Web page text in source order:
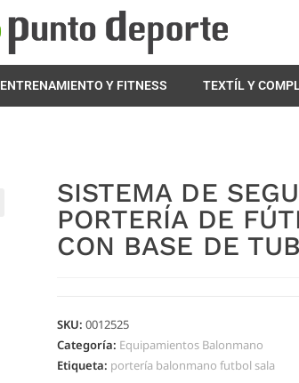
ENTRENAMIENTO Y FITNESS TEXTÍL Y
SISTEMA DE
PORTERÍA DE
CON BASE DE
SKU: 0012525
Categoría: Equipamientos Balonmano
Etiqueta: portería balonmano futbol sala